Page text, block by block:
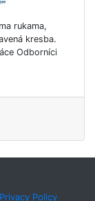
rukama,
kresba.
Odborníci
Privacy Policy